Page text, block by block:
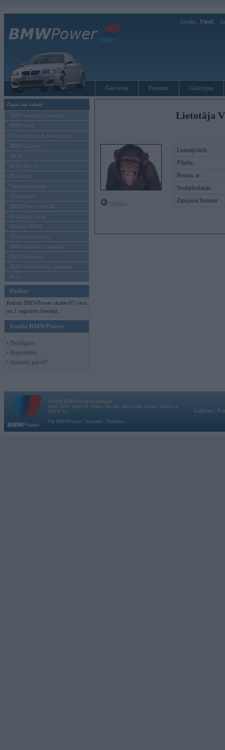
Sveiks, Viesi!
Galvenā Forums Galerijas
Ziņas un raksti
BMW modeļu jaunumi
BMW testi
Tehnoloģijas & sasniegumi
BMW Latvijā
MINI
Rolls-Royce
Pasākumi
Vadāmības tests
Autosports
BMWPower aktuāli
Reklāmas raksti
Mēneša BMW
Sērijveida tūnings
BMW pasaules jaunumi
BMW koncepti
BMW konkurentu jaunumi
Moto
Online
Pašreiz BMWPower skatās 87 viesi
un 1 reģistrēti lietotāji.
Ienākt BMWPower
• Pieslēgties
• Reģistrēties
• Aizmirsi paroli?
Lietotāja
Lietotājvārds:
Pilsēta:
Braucu ar:
Nodarbošanās:
Ziņojumi forumā:
Vortāls BMWPower.lv darbojas
kopš 2002. gada 14. maija. Tas nav auto klubs un nav saistīts ar
BMW AG.
Par BMWPower
Kontakti Reklāma
Galvena